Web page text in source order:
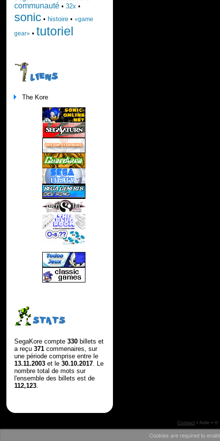
communauté• 32x •
sonic• histoire• «game
gear»• tutoriel
LIENS
The Kore
STATS
SegaKore compte 330billets et
a reçu 371commenaires, sur
une période comprise entre le
13.11.2003et le 30.10.2017. Le
nombre total de mots sur
l'ensemble des billets est de
112,123.
Contact• Aide • ©
Cookies are required to